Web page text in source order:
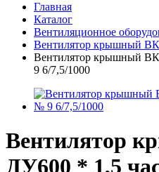
Главная
Каталог
Вентиляционное
Вентилятор крышный
Вентилятор крышный
9 6/7,5/1000
Вентилятор
ДУ600 * 1,5